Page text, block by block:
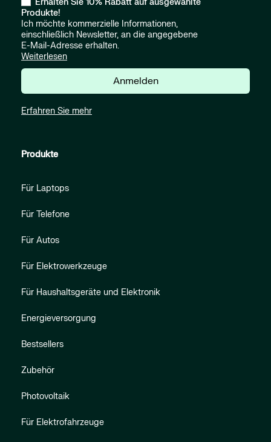
Erhalten Sie 10% Rabatt auf ausgewählte
Produkte!
Ich möchte kommerzielle Informationen,
einschließlich Newsletter, an die angegebene
E-Mail-Adresse erhalten.
Weiterlesen
Anmelden
Erfahren Sie mehr
Produkte
Für Laptops
Für Telefone
Für Autos
Für Elektrowerkzeuge
Für Haushaltsgeräte und Elektronik
Energieversorgung
Bestsellers
Zubehör
Photovoltaik
Für Elektrofahrzeuge